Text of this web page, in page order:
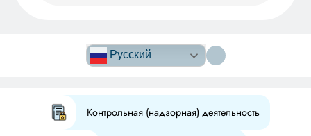
Русский
для
слабовидящих
Контрольная (надзорная) деятельность